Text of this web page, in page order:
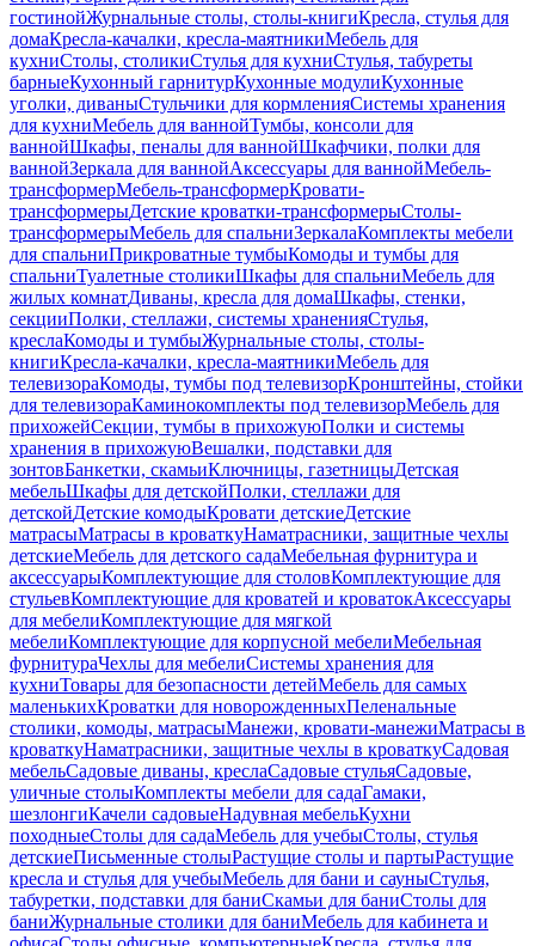
гостинойЖурнальные столы, столы-книгиКресла, стулья для
домаКресла-качалки, кресла-маятникиМебель для
кухниСтолы, столикиСтулья для кухниСтулья, табуреты
барныеКухонный гарнитурКухонные модулиКухонные
уголки, диваныСтульчики для кормленияСистемы хранения
для кухниМебель для ваннойТумбы, консоли для
ваннойШкафы, пеналы для ваннойШкафчики, полки для
ваннойЗеркала для ваннойАксессуары для ваннойМебель-
трансформерМебель-трансформерКровати-
трансформерыДетские кроватки-трансформерыСтолы-
трансформерыМебель для спальниЗеркалаКомплекты мебели
для спальниПрикроватные тумбыКомоды и тумбы для
спальниТуалетные столикиШкафы для спальниМебель для
жилых комнатДиваны, кресла для домаШкафы, стенки,
секцииПолки, стеллажи, системы храненияСтулья,
креслаКомоды и тумбыЖурнальные столы, столы-
книгиКресла-качалки, кресла-маятникиМебель для
телевизораКомоды, тумбы под телевизорКронштейны, стойки
для телевизораКаминокомплекты под телевизорМебель для
прихожейСекции, тумбы в прихожуюПолки и системы
хранения в прихожуюВешалки, подставки для
зонтовБанкетки, скамьиКлючницы, газетницыДетская
мебельШкафы для детскойПолки, стеллажи для
детскойДетские комодыКровати детскиеДетские
матрасыМатрасы в кроваткуНаматрасники, защитные чехлы
детскиеМебель для детского садаМебельная фурнитура и
аксессуарыКомплектующие для столовКомплектующие для
стульевКомплектующие для кроватей и кроватокАксессуары
для мебелиКомплектующие для мягкой
мебелиКомплектующие для корпусной мебелиМебельная
фурнитураЧехлы для мебелиСистемы хранения для
кухниТовары для безопасности детейМебель для самых
маленькихКроватки для новорожденныхПеленальные
столики, комоды, матрасыМанежи, кровати-манежиМатрасы в
кроваткуНаматрасники, защитные чехлы в кроваткуСадовая
мебельСадовые диваны, креслаСадовые стульяСадовые,
уличные столыКомплекты мебели для садаГамаки,
шезлонгиКачели садовыеНадувная мебельКухни
походныеСтолы для садаМебель для учебыСтолы, стулья
детскиеПисьменные столыРастущие столы и партыРастущие
кресла и стулья для учебыМебель для бани и сауныСтулья,
табуретки, подставки для баниСкамьи для баниСтолы для
баниЖурнальные столики для баниМебель для кабинета и